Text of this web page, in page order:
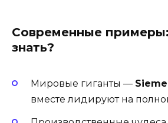
Современные примеры:
знать?
Мировые гиганты —
вместе лидируют на